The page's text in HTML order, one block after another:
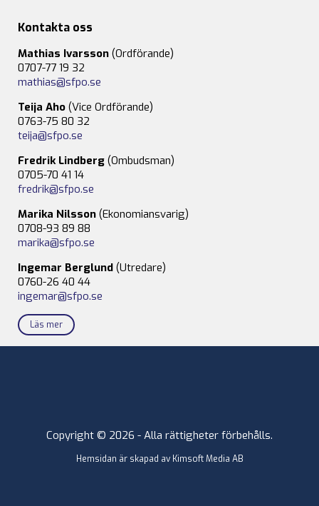
Kontakta oss
Mathias Ivarsson (Ordförande)
0707-77 19 32
mathias@sfpo.se
Teija Aho (Vice Ordförande)
0763-75 80 32
teija@sfpo.se
Fredrik Lindberg (Ombudsman)
0705-70 41 14
fredrik@sfpo.se
Marika Nilsson (Ekonomiansvarig)
0708-93 89 88
marika@sfpo.se
Ingemar Berglund (Utredare)
0760-26 40 44
ingemar@sfpo.se
Läs mer
Copyright © 2026 - Alla rättigheter förbehålls.
Hemsidan är skapad av Kimsoft Media AB